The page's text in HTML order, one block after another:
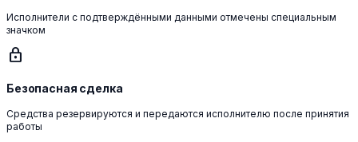
Исполнители с подтверждёнными данными отмечены специальным
значком
lock
Безопасная сделка
Средства резервируются и передаются исполнителю после принятия
работы